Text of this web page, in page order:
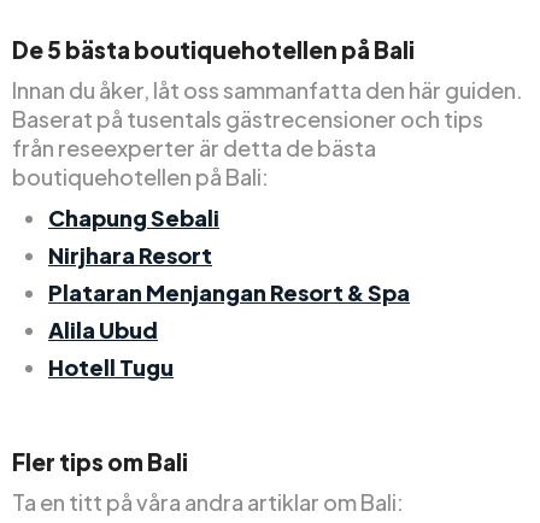
De 5 bästa boutiquehotellen på Bali
Innan du åker, låt oss sammanfatta den här guiden.
Baserat på tusentals gästrecensioner och tips
från reseexperter är detta de bästa
boutiquehotellen på Bali:
Chapung Sebali
Nirjhara Resort
Plataran Menjangan Resort & Spa
Alila Ubud
Hotell Tugu
Fler tips om Bali
Ta en titt på våra andra artiklar om Bali: